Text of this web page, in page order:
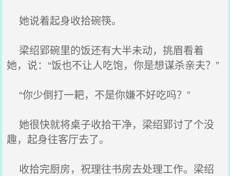
她说着起身收拾碗筷。
梁绍郢碗里的饭还有大半未动，挑眉看着
她，说：“饭也不让人吃饱，你是想谋杀亲夫？”
“你少倒打一耙，不是你嫌不好吃吗？”
她很快就将桌子收拾干净，梁绍郢讨了个没
趣，起身往客厅去了。
收拾完厨房，祝理往书房去处理工作。梁绍